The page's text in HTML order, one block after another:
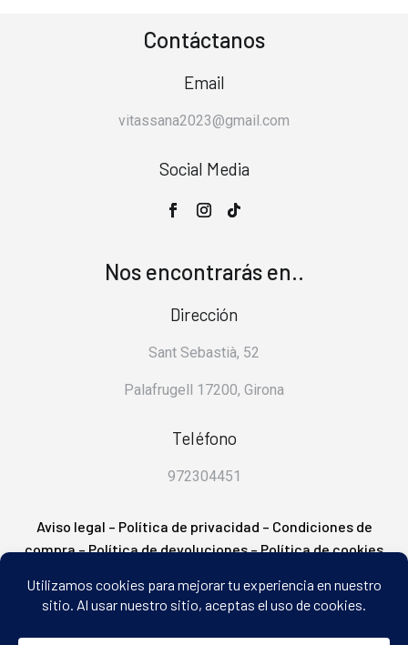
Contáctanos
Email
vitassana2023@gmail.com
Social Media
Nos encontrarás en..
Dirección
Sant Sebastià, 52
Palafrugell 17200, Girona
Teléfono
972304451
Aviso legal – Política de privacidad – Condiciones de
compra–Política de devoluciones–Política de cookies